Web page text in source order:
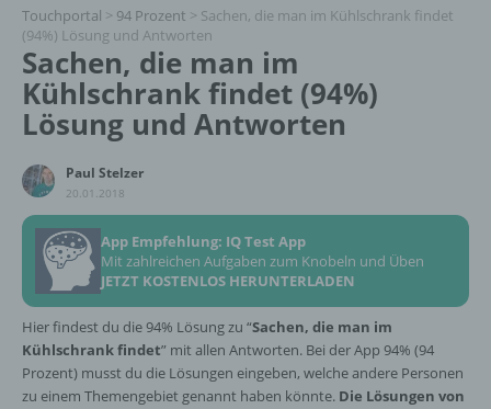
Touchportal > 94 Prozent > Sachen, die man im Kühlschrank findet
(94%) Lösung und Antworten
Sachen, die man im
Kühlschrank findet (94%)
Lösung und Antworten
Paul Stelzer
20.01.2018
App Empfehlung: IQ Test App
Mit zahlreichen Aufgaben zum Knobeln und Üben
JETZT KOSTENLOS HERUNTERLADEN
Hier findest du die 94% Lösung zu “Sachen, die man im
Kühlschrank findet” mit allen Antworten. Bei der App 94% (94
Prozent) musst du die Lösungen eingeben, welche andere Personen
zu einem Themengebiet genannt haben könnte. Die Lösungen von